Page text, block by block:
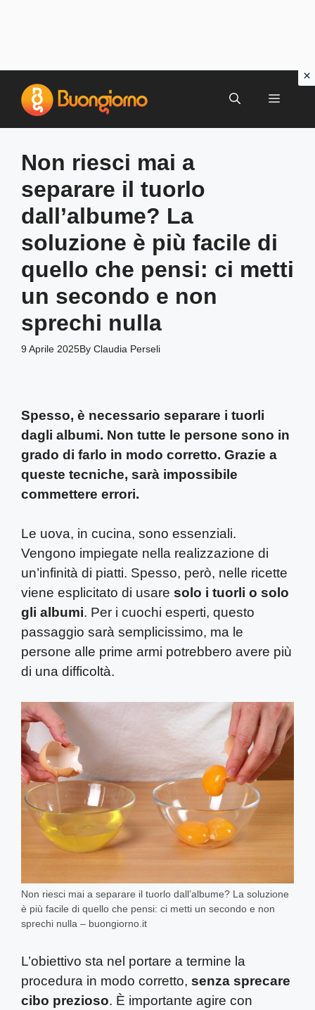
contenuto
MENU
Non riesci mai a
separare il tuorlo
dall’albume? La
soluzione è più facile di
quello che pensi: ci metti
un secondo e non
sprechi nulla
9 Aprile 2025By Claudia Perseli
Spesso, è necessario separare i tuorli
dagli albumi. Non tutte le persone sono in
grado di farlo in modo corretto. Grazie a
queste tecniche, sarà impossibile
commettere errori.
Le uova, in cucina, sono essenziali.
Vengono impiegate nella realizzazione di
un’infinità di piatti. Spesso, però, nelle ricette
viene esplicitato di usare solo i tuorli o solo
gli albumi. Per i cuochi esperti, questo
passaggio sarà semplicissimo, ma le
persone alle prime armi potrebbero avere più
di una difficoltà.
Non riesci mai a separare il tuorlo dall’albume? La soluzione
è più facile di quello che pensi: ci metti un secondo e non
sprechi nulla – buongiorno.it
L’obiettivo sta nel portare a termine la
procedura in modo corretto, senza sprecare
cibo prezioso. È importante agire con